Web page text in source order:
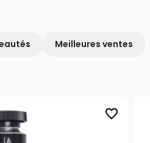
Meilleures ventes
favorite_border